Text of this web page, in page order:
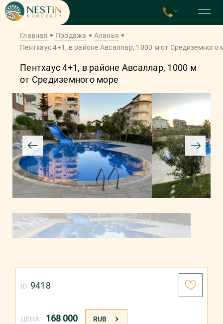
Главная Продажа
Аланья
Пентхаус 4+1, в районе Авсаллар, 1000 м от Средиземного
Пентхаус 4+1, в районе Авсаллар, 1000 м
от Средиземного море
ЦЕНА: 168 000 RUB
ID:9418